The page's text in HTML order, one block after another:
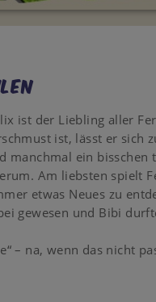
ist der Liebling aller
ist, lässt er sich
manchmal ein bisschen
Am liebsten spielt
etwas Neues zu
gewesen und Bibi
– na, wenn das nicht